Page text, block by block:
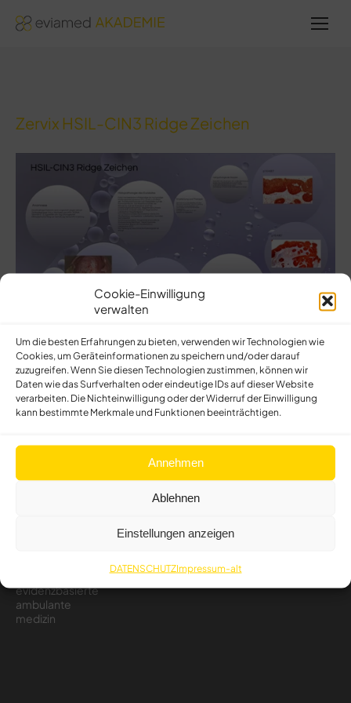
Cookie-Einwilligung
verwalten
Um die besten Erfahrungen zu bieten, verwenden wir Technologien wie
Cookies, um Geräteinformationen zu speichern und/oder darauf
zuzugreifen. Wenn Sie diesen Technologien zustimmen, können wir
Daten wie das Surfverhalten oder eindeutige IDs auf dieser Website
verarbeiten. Die Nichteinwilligung oder der Widerruf der Einwilligung
kann bestimmte Merkmale und Funktionen beeinträchtigen.
Annehmen
Ablehnen
Einstellungen anzeigen
DATENSCHUTZImpressum-alt
Zervix HSIL-CIN3 Ridge Zeichen
evidenzbasierte
ambulante
medizin